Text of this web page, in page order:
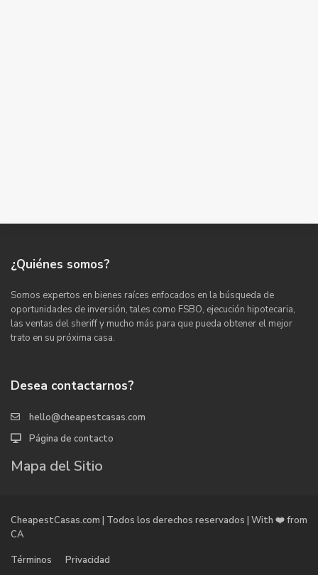
¿Quiénes somos?
Somos expertos en bienes raíces enfocados en la búsqueda de
oportunidades de inversión, tales como FSBO, ejecución hipotecaria,
las ventas del sheriff y mucho más para que pueda obtener el mejor
trato en su próxima casa.
Desea contactarnos?
hello@cheapestcasas.com
Página de contacto
Mapa del Sitio
CheapestCasas.com | Todos los derechos reservados | With ❤️ from
CA
Términos
Privacidad